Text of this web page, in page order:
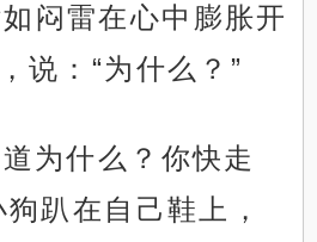
闷雷在心中膨胀开
说：“为什么？”
为什么？你快走
趴在自己鞋上，